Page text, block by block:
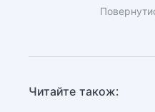
Читайте також: